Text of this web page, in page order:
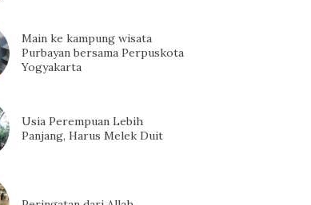
Main ke kampung wisata
Purbayan bersama Perpuskota
Yogyakarta
Usia Perempuan Lebih
Panjang, Harus Melek Duit